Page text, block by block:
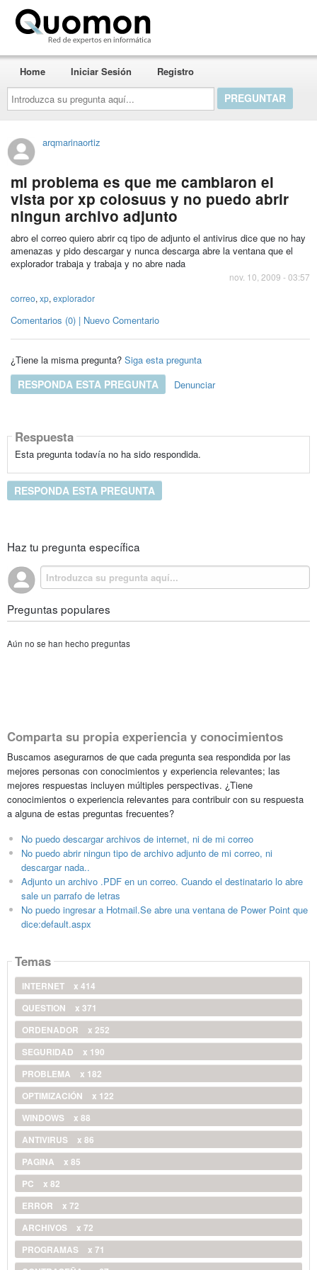
Introduzca
su
pregunta
aquí...
Home Iniciar Sesión Registro
arqmarinaortiz
mi problema es que me cambiaron el
vista por xp colosuus y no puedo abrir
ningun archivo adjunto
abro el correo quiero abrir cq tipo de adjunto el antivirus dice que no hay
amenazas y pido descargar y nunca descarga abre la ventana que el
explorador trabaja y trabaja y no abre nada
nov. 10, 2009 - 03:57
correo, xp, explorador
Comentarios (0) | Nuevo Comentario
¿Tiene la misma pregunta? Siga esta pregunta
RESPONDA ESTA PREGUNTA Denunciar
Respuesta
Esta pregunta todavía no ha sido respondida.
RESPONDA ESTA PREGUNTA
Haz tu pregunta específica
Preguntas populares
Aún no se han hecho preguntas
Comparta su propia experiencia y conocimientos
Buscamos asegurarnos de que cada pregunta sea respondida por las
mejores personas con conocimientos y experiencia relevantes; las
mejores respuestas incluyen múltiples perspectivas. ¿Tiene
conocimientos o experiencia relevantes para contribuir con su respuesta
a alguna de estas preguntas frecuentes?
No puedo descargar archivos de internet, ni de mi correo
No puedo abrir ningun tipo de archivo adjunto de mi correo, ni
descargar nada..
Adjunto un archivo .PDF en un correo. Cuando el destinatario lo abre
sale un parrafo de letras
No puedo ingresar a Hotmail.Se abre una ventana de Power Point que
dice:default.aspx
Temas
INTERNET
x 414
QUESTION
x 371
ORDENADOR
x 252
SEGURIDAD
x 190
PROBLEMA
x 182
OPTIMIZACIÓN
x 122
WINDOWS
x 88
ANTIVIRUS
x 86
PAGINA
x 85
PC
x 82
ERROR
x 72
ARCHIVOS
x 72
PROGRAMAS
x 71